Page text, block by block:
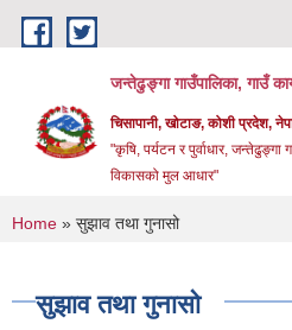
Skip to main content
जन्तेढुङ्गा गाउँपालिका, गाउँ
चिसापानी, खोटाङ, कोशी प्रदेश,
"कृषि, पर्यटन र पुर्वाधार, जन्तेढुङ्गा
विकासको मुल आधार"
You are here
Home » सुझाव तथा गुनासो
सुझाव तथा गुनासो